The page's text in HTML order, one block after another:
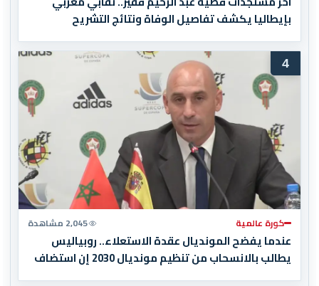
بإيطاليا يكشف تفاصيل الوفاة ونتائج التشريح
4
كورة عالمية 2,045 مشاهدة
عندما يفضح المونديال عقدة الاستعلاء.. روبياليس
يطالب بالانسحاب من تنظيم مونديال 2030 إن استضاف
المغرب المباراة النهائية!